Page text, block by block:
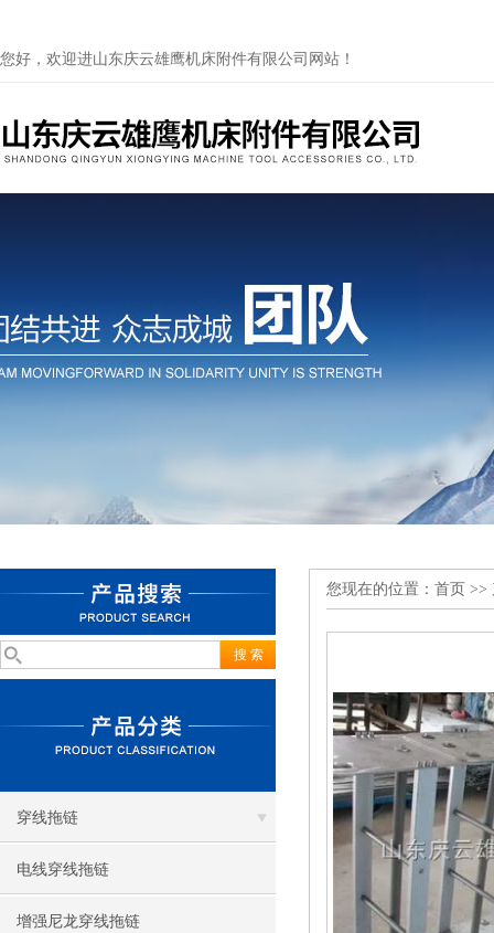
您好，欢迎进山东庆云雄鹰机床附件有限公司网站！
穿线拖链
电线穿线拖链
增强尼龙穿线拖链
您现在的位置： 首页 >>